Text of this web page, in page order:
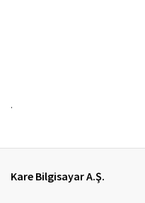
.
Kare Bilgisayar A.Ş.